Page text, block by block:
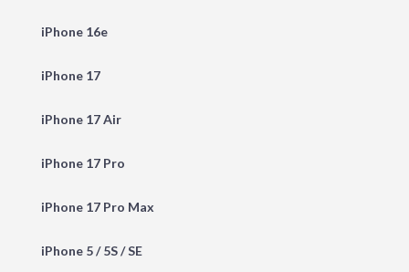
iPhone 16e
iPhone 17
iPhone 17 Air
iPhone 17 Pro
iPhone 17 Pro Max
iPhone 5 / 5S / SE